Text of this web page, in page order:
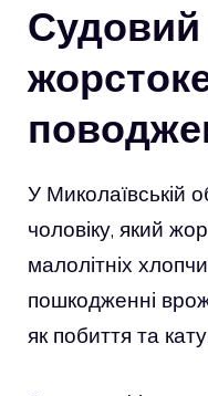
Судовий
У Миколаївській
чоловіку, який
малолітніх
пошкодженні
як побиття та